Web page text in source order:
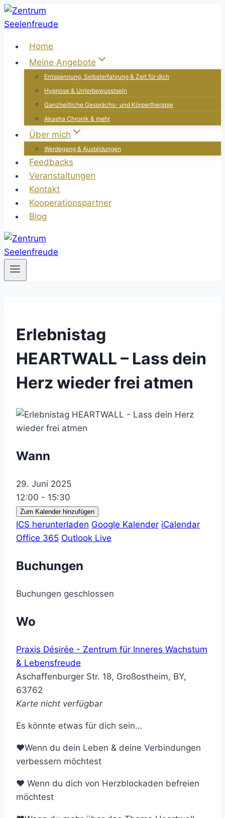
Zum
Inhalt
Home
Meine Angebote
Entspannung, Selbsterfahrung & Zeit für dich
Hypnose & Unterbewusstsein
Ganzheitliche Gesprächs- und Körpertherapie
Akasha Chronik & mehr
Über mich
Werdegang & Ausbildungen
Feedbacks
Veranstaltungen
Kontakt
Kooperationspartner
Blog
Erlebnistag
HEARTWALL – Lass dein
Herz wieder frei atmen
Wann
29. Juni 2025
12:00 - 15:30
Zum Kalender hinzufügen
ICS herunterladen Google Kalender iCalendar
Office 365 Outlook Live
Buchungen
Buchungen geschlossen
Wo
Praxis Désirée - Zentrum für Inneres Wachstum
& Lebensfreude
Aschaffenburger Str. 18, Großostheim, BY,
63762
Karte nicht verfügbar
Es könnte etwas für dich sein…
❤Wenn du dein Leben & deine Verbindungen
verbessern möchtest
❤ Wenn du dich von Herzblockaden befreien
möchtest